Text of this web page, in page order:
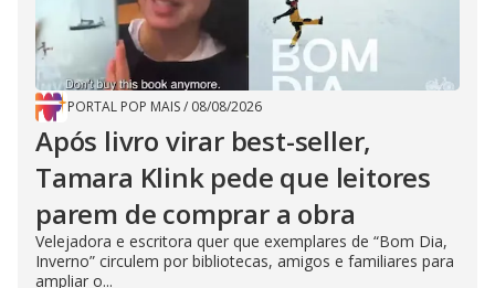
PORTAL POP MAIS/ 08/08/2026
Após livro virar best-seller,
Tamara Klink pede que leitores
parem de comprar a obra
Velejadora e escritora quer que exemplares de “Bom Dia,
Inverno” circulem por bibliotecas, amigos e familiares para
ampliar o...